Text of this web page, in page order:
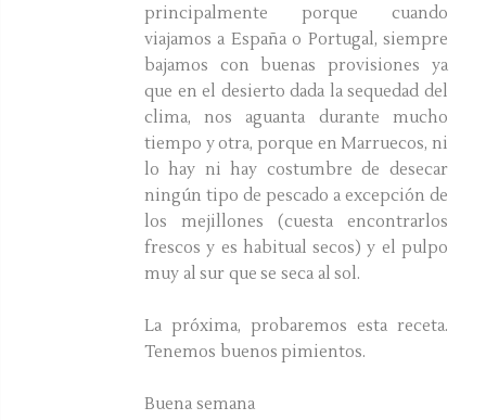
principalmente porque cuando
viajamos a España o Portugal, siempre
bajamos con buenas provisiones ya
que en el desierto dada la sequedad del
clima, nos aguanta durante mucho
tiempo y otra, porque en Marruecos, ni
lo hay ni hay costumbre de desecar
ningún tipo de pescado a excepción de
los mejillones (cuesta encontrarlos
frescos y es habitual secos) y el pulpo
muy al sur que se seca al sol.
La próxima, probaremos esta receta.
Tenemos buenos pimientos.
Buena semana